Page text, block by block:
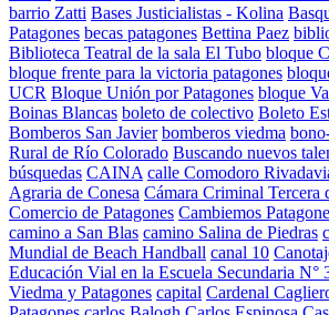
barrio Zatti Bases Justicialistas - Kolina
Patagones becas patagones Bettina Paez
Biblioteca Teatral de la sala El Tubo bloque
bloque frente para la victoria patagones
UCR Bloque Unión por Patagones bloque
Boinas Blancas boleto de colectivo Boleto
Bomberos San Javier bomberos viedma
Rural de Río Colorado Buscando nuevos
búsquedas CAINA calle Comodoro
Agraria de Conesa Cámara Criminal Tercera
Comercio de Patagones Cambiemos
camino a San Blas camino Salina de Piedras
Mundial de Beach Handball canal 10
Educación Vial en la Escuela Secundaria N°
Viedma y Patagones capital Cardenal